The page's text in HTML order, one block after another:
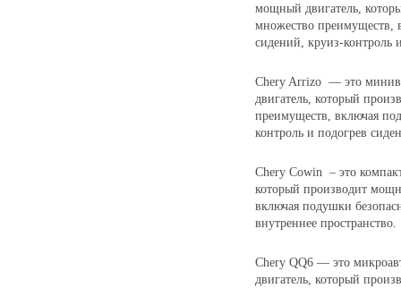
мощный двигатель,
множество преимуществ,
сидений, круиз-контроль
Chery Arrizo — это
двигатель, который
преимуществ, включая
контроль и подогрев
Chery Cowin – это
который производит
включая подушки
внутреннее пространство.
Chery QQ6 — это
двигатель, который